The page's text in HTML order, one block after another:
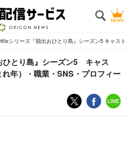
シリーズ『脱出おひとり島』シーズン5 キャス
ひとり島』シーズン5 キャス
れ年）・職業・SNS・プロフィー